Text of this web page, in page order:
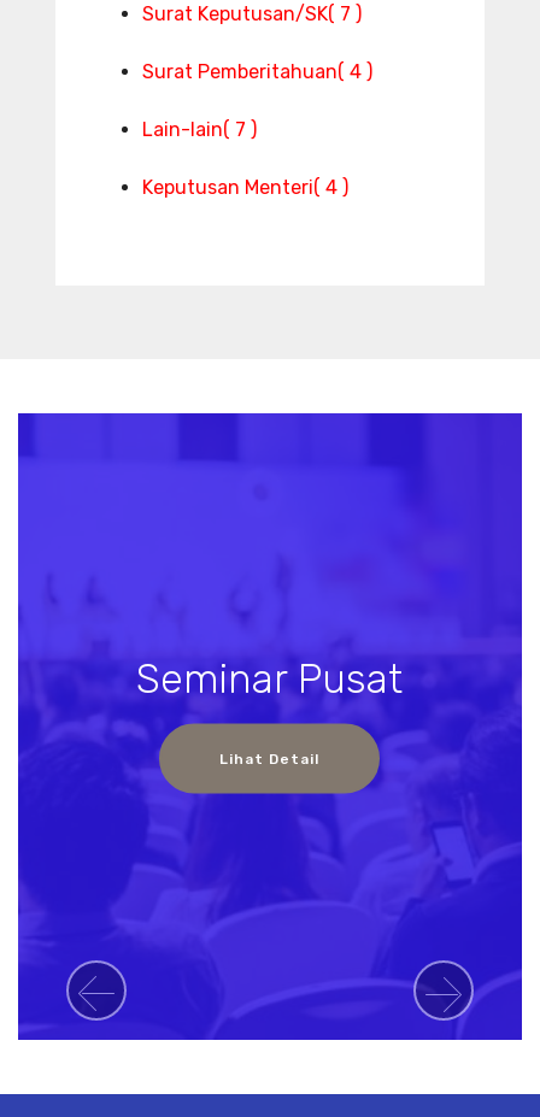
Surat Keputusan/SK( 7 )
Surat Pemberitahuan( 4 )
Lain-lain( 7 )
Keputusan Menteri( 4 )
Seminar Pusat
Lihat Detail
Previous Next